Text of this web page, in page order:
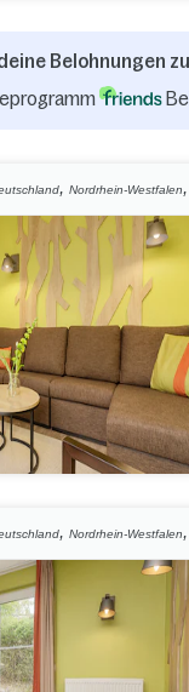
Belohnungen
,Nordrhein-Westfalen,
,Nordrhein-Westfalen,